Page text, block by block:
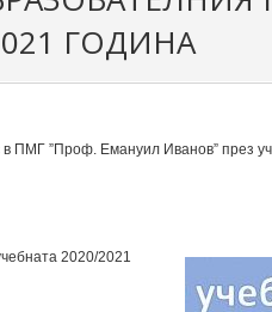
ГОДИНА
ПМГ ”Проф. Емануил Иванов” през
2020/2021